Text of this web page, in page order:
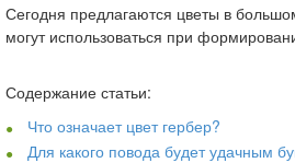
Сегодня предлагаются цветы в
могут использоваться при
Содержание статьи:
Что означает цвет гербер?
Для какого повода будет удачным